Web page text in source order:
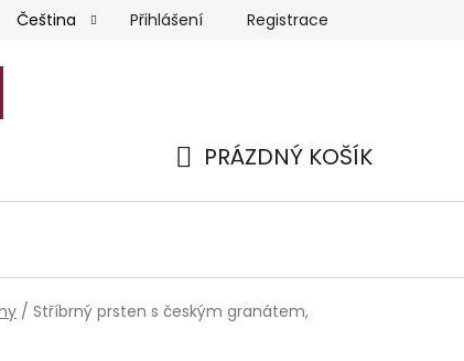
Čeština Přihlášení Registrace
PRÁZDNÝ KOŠÍK
/ Stříbrný prsten s českým granátem,